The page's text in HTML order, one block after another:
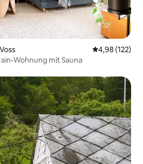
4,98 (122)
Wohnung mit Sauna